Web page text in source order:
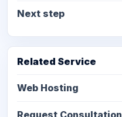
Next step
Related Service
Web Hosting
Request Consultation